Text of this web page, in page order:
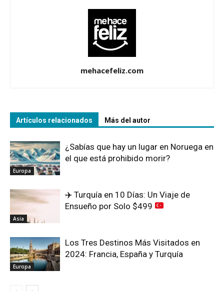
mehacefeliz.com
Artículos relacionados Más del autor
Europa
¿Sabías que hay un lugar en Noruega en
el que está prohibido morir?
Asia
✈️ Turquía en 10 Días: Un Viaje de
Ensueño por Solo $499
Europa
Los Tres Destinos Más Visitados en
2024: Francia, España y Turquía